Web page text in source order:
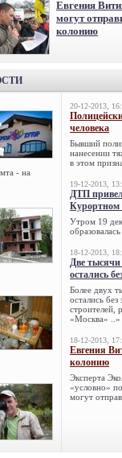
Евгения
могут
колонию
- на
20-12-2013,
человека
Бывший
нанесении
в этом
19-12-2013,
ДТП
Курортном
Утром 19
18-12-2013,
Две
остались
Более двух
остались
строителей,
«Москва» ..»
18-12-2013,
Евгения
колонию
Эксперта
«условно»
могут